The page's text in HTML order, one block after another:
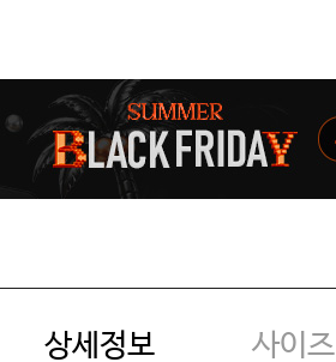
상세정보 사이즈